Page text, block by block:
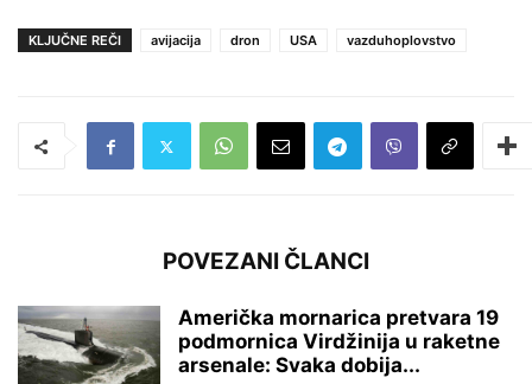
KLJUČNE REČI avijacija dron USA vazduhoplovstvo
POVEZANI ČLANCI
Američka mornarica pretvara 19
podmornica Virdžinija u raketne
arsenale: Svaka dobija...